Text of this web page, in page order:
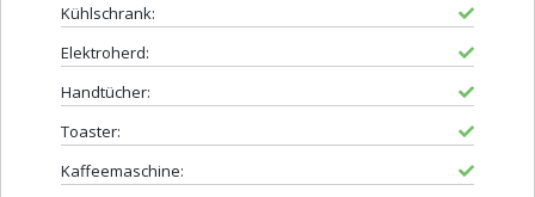
Kühlschrank:
Elektroherd:
Handtücher:
Toaster:
Kaffeemaschine: